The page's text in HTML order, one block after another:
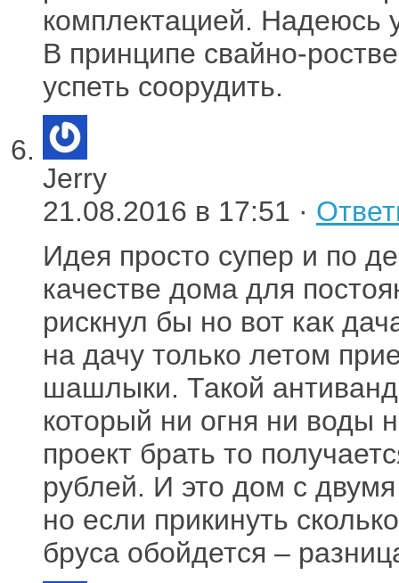
комплектацией. Надеюсь
В принципе свайно-
успеть соорудить.
Jerry
21.08.2016 в 17:51 ·
Идея просто супер и по
качестве дома для
рискнул бы но вот как
на дачу только летом
шашлыки. Такой
который ни огня ни воды
проект брать то
рублей. И это дом с
но если прикинуть
бруса обойдется –